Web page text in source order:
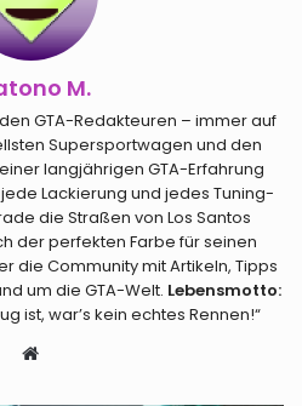
M.
GTA-Redakteuren – immer auf
Supersportwagen und den
langjährigen GTA-Erfahrung
Lackierung und jedes Tuning-
die Straßen von Los Santos
der perfekten Farbe für seinen
die Community mit Artikeln, Tipps
um die GTA-Welt. Lebensmotto:
ist, war’s kein echtes Rennen!“